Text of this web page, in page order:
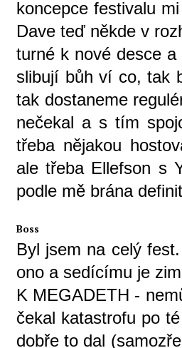
koncepce festivalu
Dave teď někde v
turné k nové desce
slibují bůh ví co, tak
tak dostaneme
nečekal a s tím
třeba nějakou
ale třeba Ellefson s
podle mě brána
Boss
Byl jsem na celý
ono a sedícímu je
K MEGADETH -
čekal katastrofu po
dobře to dal